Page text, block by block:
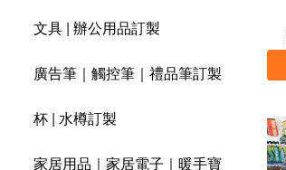
文具 | 辦公用品訂製
廣告筆｜觸控筆｜禮品筆訂製
杯 | 水樽訂製
家居用品｜家居電子｜暖手寶